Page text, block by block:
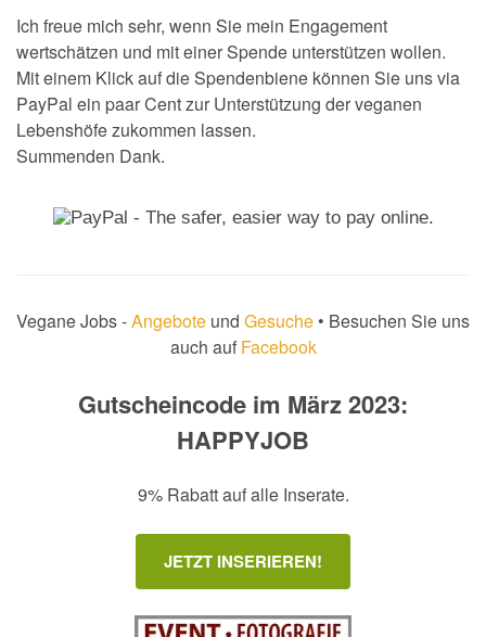
Ich freue mich sehr, wenn Sie mein Engagement
wertschätzen und mit einer Spende unterstützen wollen.
Mit einem Klick auf die Spendenbiene können Sie uns via
PayPal ein paar Cent zur Unterstützung der veganen
Lebenshöfe zukommen lassen.
Summenden Dank.
Vegane Jobs -Angebote und Gesuche • Besuchen Sie uns
auch auf Facebook
Gutscheincode im März 2023:
HAPPYJOB
9% Rabatt auf alle Inserate.
JETZT INSERIEREN!